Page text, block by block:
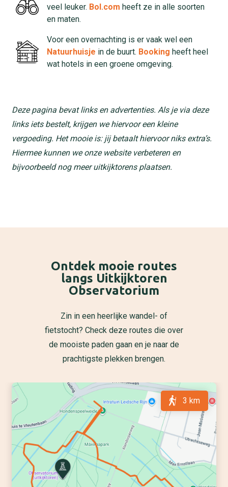
veel leuker. Bol.com heeft ze in alle soorten
en maten.
Voor een overnachting is er vaak wel een
Natuurhuisje in de buurt. Booking heeft heel
wat hotels in een groene omgeving.
Deze pagina bevat links en advertenties. Als je via deze
links iets bestelt, krijgen we hiervoor een kleine
vergoeding. Het mooie is: jij betaalt hiervoor niks extra’s.
Hiermee kunnen we onze website verbeteren en
bijvoorbeeld nog meer uitkijktorens plaatsen.
Ontdek mooie routes
langs Uitkijktoren
Observatorium
Zin in een heerlijke wandel- of
fietstocht? Check deze routes die over
de mooiste paden gaan en je naar de
prachtigste plekken brengen.
3 km